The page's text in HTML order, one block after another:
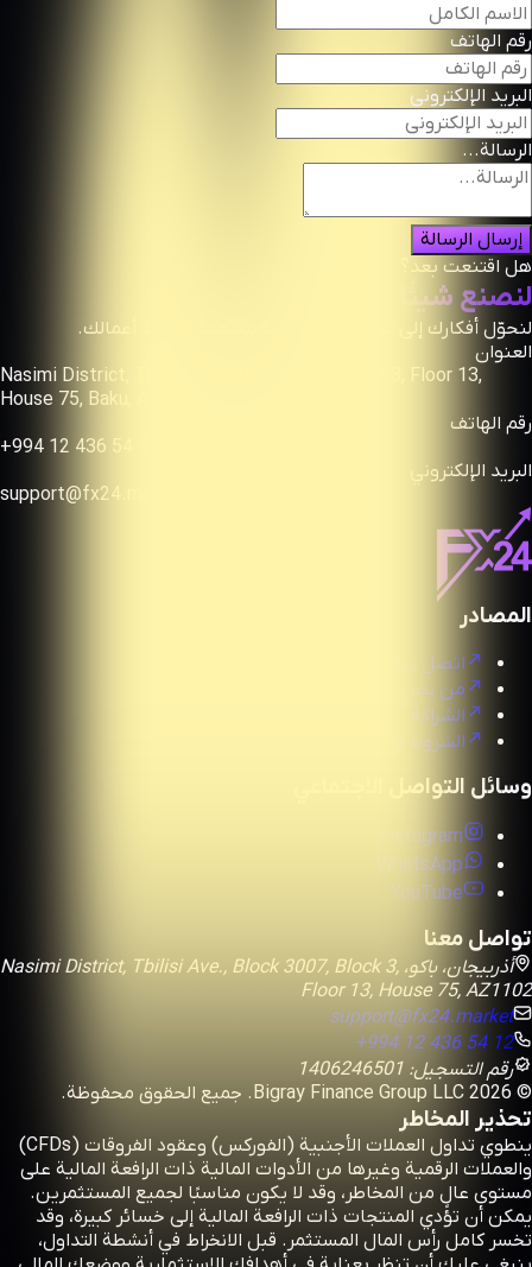
رقم الهاتف
البريد الإلكتروني
الرسالة...
إرسال الرسالة
هل اقتنعت بعد؟
لنصنع شيئًا رائعًا معًا.
لنحوّل أفكارك إلى تجربة رقمية قوية مصممة لتنمية أعمالك.
العنوان
Nasimi District, Tbilisi Ave., Block 3007, Block 3, Floor 13,
House 75, Baku, AZ1102, Azerbaijan
رقم الهاتف
+994 12 436 54 12
البريد الإلكتروني
support@fx24.market
المصادر
اتصل بنا
من نحن
الشراكة
الشروط والأحكام
وسائل التواصل الاجتماعي
Instagram
WhatsApp
YouTube
تواصل معنا
أذربيجان، باكو، Nasimi District, Tbilisi Ave., Block 3007, Block 3,
Floor 13, House 75, AZ1102
support@fx24.market
+994 12 436 54 12
رقم التسجيل: 1406246501
© 2026 Bigray Finance Group LLC. جميع الحقوق محفوظة.
تحذير المخاطر
ينطوي تداول العملات الأجنبية (الفوركس) وعقود الفروقات (CFDs)
والعملات الرقمية وغيرها من الأدوات المالية ذات الرافعة المالية على
مستوى عالٍ من المخاطر، وقد لا يكون مناسبًا لجميع المستثمرين.
يمكن أن تؤدي المنتجات ذات الرافعة المالية إلى خسائر كبيرة، وقد
تخسر كامل رأس المال المستثمر. قبل الانخراط في أنشطة التداول،